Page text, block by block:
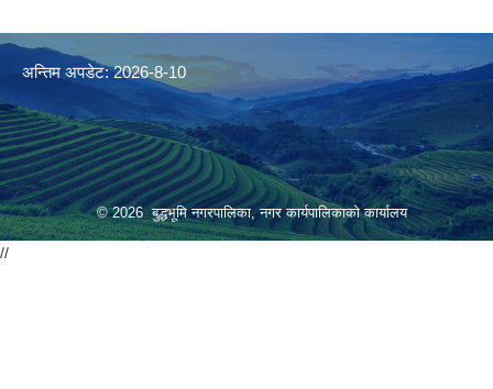
अन्तिम अपडेट: 2026-8-10
© 2026 बुद्धभूमि नगरपालिका, नगर कार्यपालिकाको कार्यालय
//